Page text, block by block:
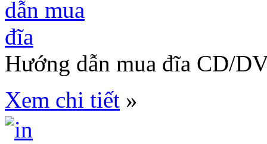
Hướng dẫn mua đĩa CD/
Xem chi tiết »